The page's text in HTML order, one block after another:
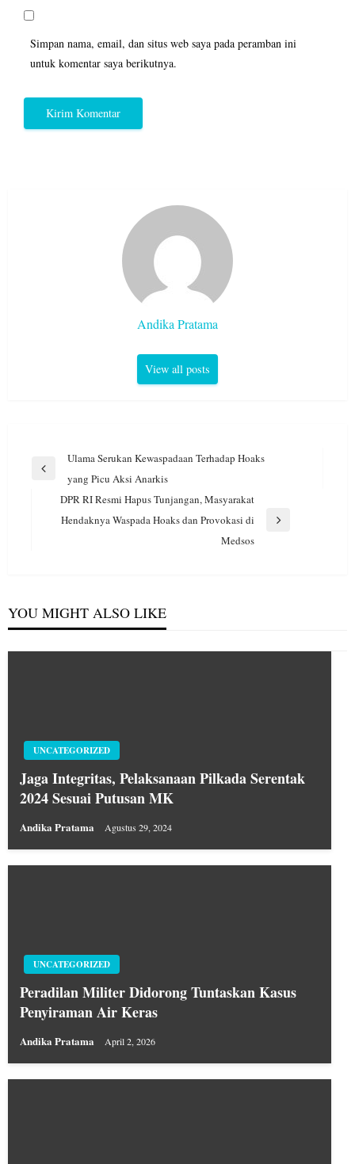
Simpan nama, email, dan situs web saya pada peramban ini
untuk komentar saya berikutnya.
Andika Pratama
View all posts
Navigasi
pos
Previous
Ulama Serukan Kewaspadaan Terhadap Hoaks
yang Picu Aksi Anarkis
Next
DPR RI Resmi Hapus Tunjangan, Masyarakat
Hendaknya Waspada Hoaks dan Provokasi di
Medsos
YOU MIGHT ALSO LIKE
UNCATEGORIZED
Jaga Integritas, Pelaksanaan Pilkada Serentak
2024 Sesuai Putusan MK
Andika Pratama Agustus 29, 2024
UNCATEGORIZED
Peradilan Militer Didorong Tuntaskan Kasus
Penyiraman Air Keras
Andika Pratama April 2, 2026